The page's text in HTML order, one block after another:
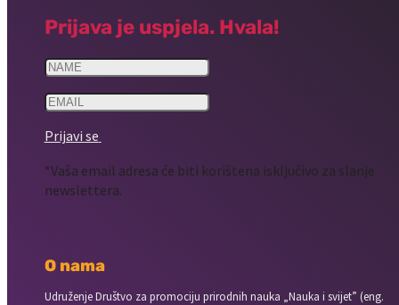
Prijava je uspjela. Hvala!
Prijavi se
*Vaša email adresa će biti korištena isključivo za slanje
newslettera.
O nama
Udruženje Društvo za promociju prirodnih nauka „Nauka i svijet” (eng.